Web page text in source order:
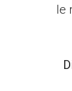
le